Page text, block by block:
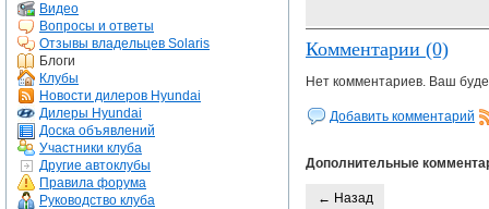
Видео
Вопросы и ответы
Отзывы владельцев Solaris
Блоги
Клубы
Новости дилеров Hyundai
Дилеры Hyundai
Доска объявлений
Участники клуба
Другие автоклубы
Правила форума
Руководство клуба
Комментарии (0)
Нет комментариев. Ваш
Добавить комментарий
Дополнительные
← Назад